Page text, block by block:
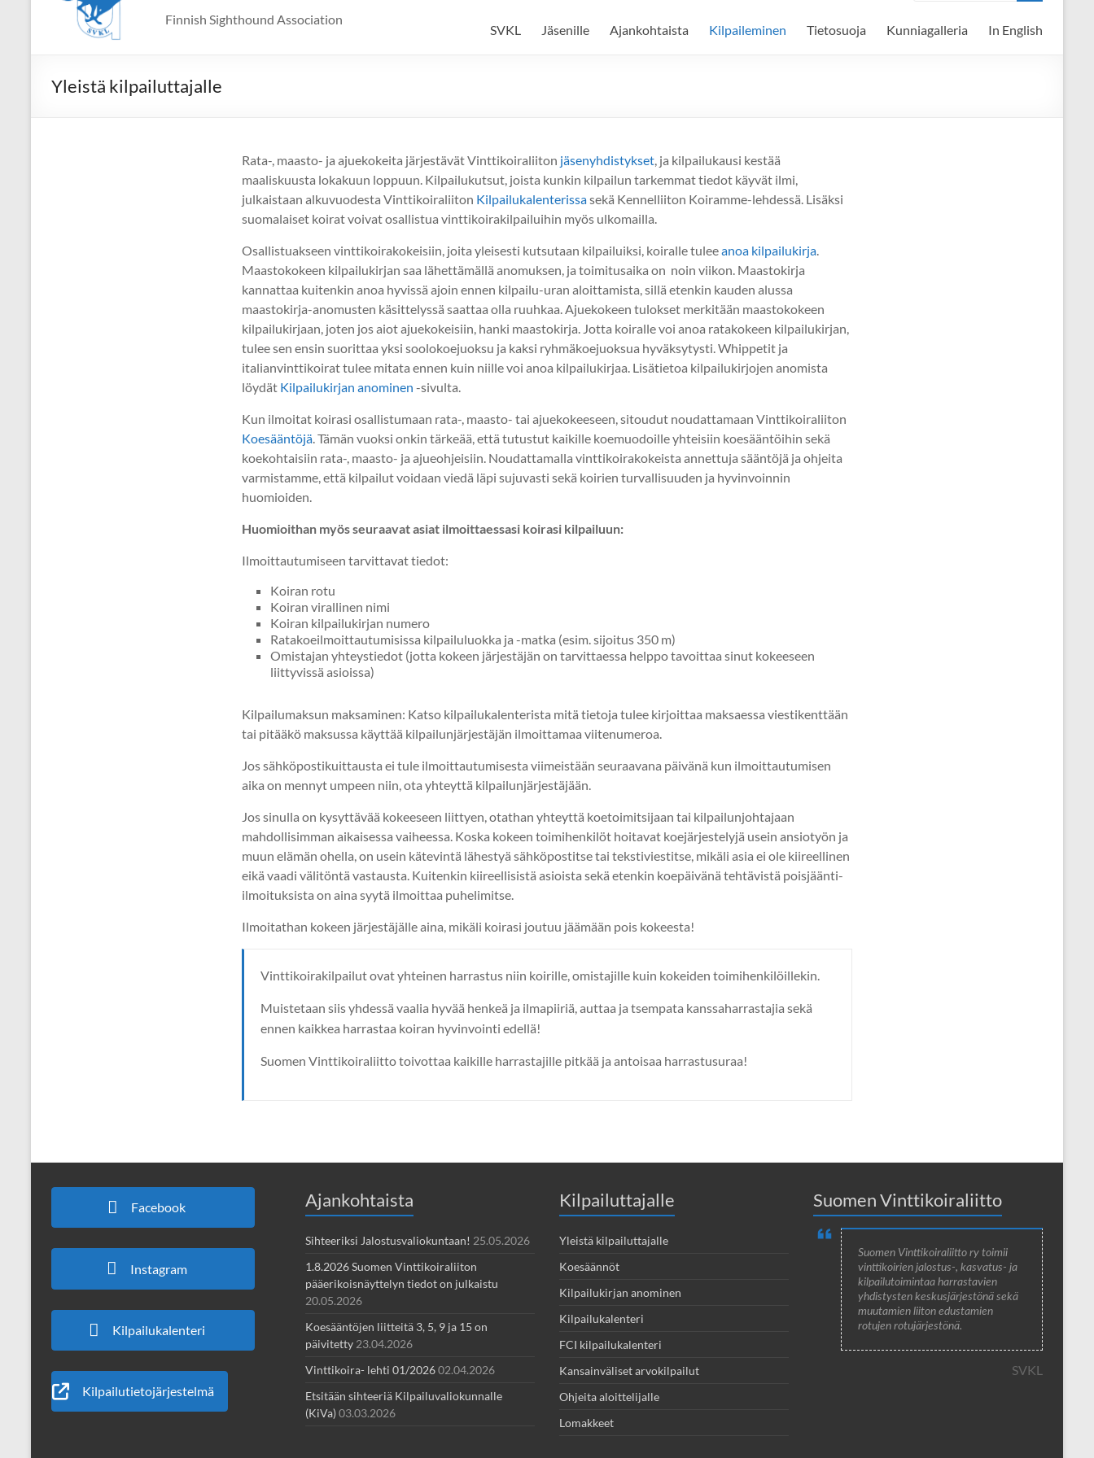
Finnish Sighthound Association
SVKL Jäsenille Ajankohtaista Kilpaileminen Tietosuoja Kunniagalleria In English
Yleistä kilpailuttajalle
Rata-, maasto- ja ajuekokeita järjestävät Vinttikoiraliiton jäsenyhdistykset, ja kilpailukausi kestää
maaliskuusta lokakuun loppuun. Kilpailukutsut, joista kunkin kilpailun tarkemmat tiedot käyvät ilmi,
julkaistaan alkuvuodesta Vinttikoiraliiton Kilpailukalenterissasekä Kennelliiton Koiramme-lehdessä. Lisäksi
suomalaiset koirat voivat osallistua vinttikoirakilpailuihin myös ulkomailla.
Osallistuakseen vinttikoirakokeisiin, joita yleisesti kutsutaan kilpailuiksi, koiralle tuleeanoa kilpailukirja.
Maastokokeen kilpailukirjan saa lähettämällä anomuksen, ja toimitusaika on noin viikon. Maastokirja
kannattaa kuitenkin anoa hyvissä ajoin ennen kilpailu-uran aloittamista, sillä etenkin kauden alussa
maastokirja-anomusten käsittelyssä saattaa olla ruuhkaa. Ajuekokeen tulokset merkitään maastokokeen
kilpailukirjaan, joten jos aiot ajuekokeisiin, hanki maastokirja. Jotta koiralle voi anoa ratakokeen kilpailukirjan,
tulee sen ensin suorittaa yksi soolokoejuoksu ja kaksi ryhmäkoejuoksua hyväksytysti. Whippetit ja
italianvinttikoirat tulee mitata ennen kuin niille voi anoa kilpailukirjaa. Lisätietoa kilpailukirjojen anomista
löydät Kilpailukirjan anominen -sivulta.
Kun ilmoitat koirasi osallistumaan rata-, maasto- tai ajuekokeeseen, sitoudut noudattamaan Vinttikoiraliiton
Koesääntöjä. Tämän vuoksi onkin tärkeää, että tutustut kaikille koemuodoille yhteisiin koesääntöihin sekä
koekohtaisiin rata-, maasto- ja ajueohjeisiin. Noudattamalla vinttikoirakokeista annettuja sääntöjä ja ohjeita
varmistamme, että kilpailut voidaan viedä läpi sujuvasti sekä koirien turvallisuuden ja hyvinvoinnin
huomioiden.
Huomioithan myös seuraavat asiat ilmoittaessasi koirasi kilpailuun:
Ilmoittautumiseen tarvittavat tiedot:
Koiran rotu
Koiran virallinen nimi
Koiran kilpailukirjan numero
Ratakoeilmoittautumisissa kilpailuluokka ja -matka (esim. sijoitus 350 m)
Omistajan yhteystiedot (jotta kokeen järjestäjän on tarvittaessa helppo tavoittaa sinut kokeeseen
liittyvissä asioissa)
Kilpailumaksun maksaminen: Katso kilpailukalenterista mitä tietoja tulee kirjoittaa maksaessa viestikenttään
tai pitääkö maksussa käyttää kilpailunjärjestäjän ilmoittamaa viitenumeroa.
Jos sähköpostikuittausta ei tule ilmoittautumisesta viimeistään seuraavana päivänä kun ilmoittautumisen
aika on mennyt umpeen niin, ota yhteyttä kilpailunjärjestäjään.
Jos sinulla on kysyttävää kokeeseen liittyen, otathan yhteyttä koetoimitsijaan tai kilpailunjohtajaan
mahdollisimman aikaisessa vaiheessa. Koska kokeen toimihenkilöt hoitavat koejärjestelyjä usein ansiotyön ja
muun elämän ohella, on usein kätevintä lähestyä sähköpostitse tai tekstiviestitse, mikäli asia ei ole kiireellinen
eikä vaadi välitöntä vastausta. Kuitenkin kiireellisistä asioista sekä etenkin koepäivänä tehtävistä poisjäänti-
ilmoituksista on aina syytä ilmoittaa puhelimitse.
Ilmoitathan kokeen järjestäjälle aina, mikäli koirasi joutuu jäämään pois kokeesta!
Vinttikoirakilpailut ovat yhteinen harrastus niin koirille, omistajille kuin kokeiden toimihenkilöillekin.
Muistetaan siis yhdessä vaalia hyvää henkeä ja ilmapiiriä, auttaa ja tsempata kanssaharrastajia sekä
ennen kaikkea harrastaa koiran hyvinvointi edellä!
Suomen Vinttikoiraliitto toivottaa kaikille harrastajille pitkää ja antoisaa harrastusuraa!
Facebook
Instagram
Kilpailukalenteri
Kilpailutietojärjestelmä
Ajankohtaista
Sihteeriksi Jalostusvaliokuntaan! 25.05.2026
1.8.2026 Suomen Vinttikoiraliiton
pääerikoisnäyttelyn tiedot on julkaistu
20.05.2026
Koesääntöjen liitteitä 3, 5, 9 ja 15 on
päivitetty 23.04.2026
Vinttikoira- lehti 01/202602.04.2026
Etsitään sihteeriä Kilpailuvaliokunnalle
(KiVa)03.03.2026
Kilpailuttajalle
Yleistä kilpailuttajalle
Koesäännöt
Kilpailukirjan anominen
Kilpailukalenteri
FCI kilpailukalenteri
Kansainväliset arvokilpailut
Ohjeita aloittelijalle
Lomakkeet
Suomen Vinttikoiraliitto
Suomen Vinttikoiraliitto ry toimii
vinttikoirien jalostus-, kasvatus- ja
kilpailutoimintaa harrastavien
yhdistysten keskusjärjestönä sekä
muutamien liiton edustamien
rotujen rotujärjestönä.
SVKL